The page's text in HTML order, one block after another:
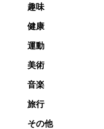
趣味
健康
運動
美術
音楽
旅行
その他